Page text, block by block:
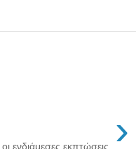
›
ενδιάμεσες εκπτώσεις